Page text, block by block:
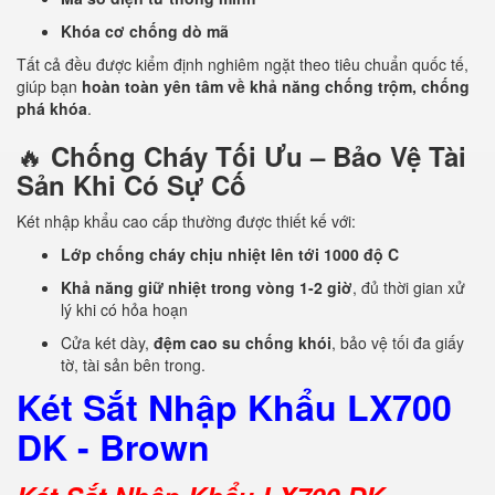
Khóa cơ chống dò mã
Tất cả đều được kiểm định nghiêm ngặt theo tiêu chuẩn quốc tế,
giúp bạn hoàn toàn yên tâm về khả năng chống trộm, chống
phá khóa.
🔥 Chống Cháy Tối Ưu – Bảo Vệ Tài
Sản Khi Có Sự Cố
Két nhập khẩu cao cấp thường được thiết kế với:
Lớp chống cháy chịu nhiệt lên tới 1000 độ C
Khả năng giữ nhiệt trong vòng 1-2 giờ, đủ thời gian xử
lý khi có hỏa hoạn
Cửa két dày, đệm cao su chống khói, bảo vệ tối đa giấy
tờ, tài sản bên trong.
Két Sắt Nhập Khẩu LX700
DK - Brown